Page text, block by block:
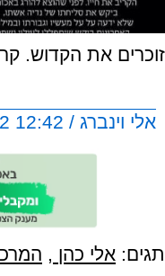
זוכרים את הקדוש.
אלי וינברג / 12:42 17.05.22
תגים: אלי כהן ,